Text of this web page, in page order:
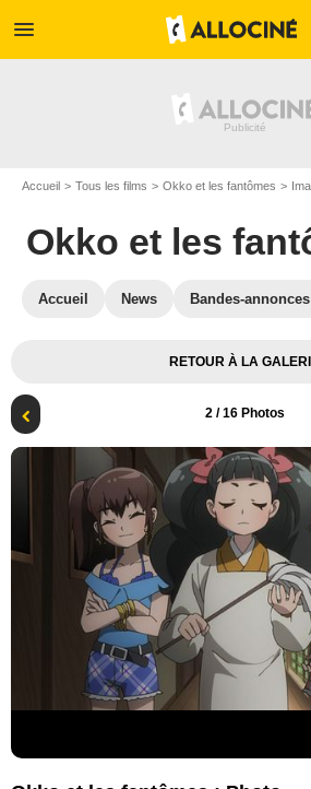
menu
Accueil Tous les films Okko et les fantômes
Okko et les
Accueil News Bandes-annonces
RETOUR À LA
2/ 16 Photos